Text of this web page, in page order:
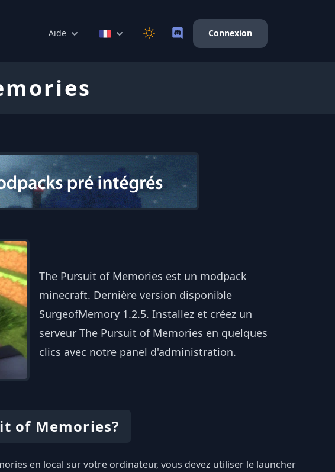
Aide Connexion
The Pursuit of Memories est un modpack
minecraft. Dernière version disponible
SurgeofMemory 1.2.5. Installez et créez un
serveur The Pursuit of Memories en quelques
clics avec notre panel d'administration.
of Memories?
en local sur votre ordinateur, vous devez utiliser le launcher